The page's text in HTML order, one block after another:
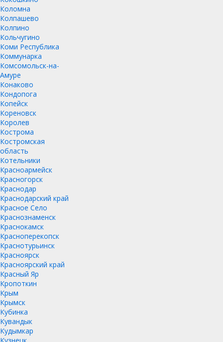
Коломна
Колпашево
Колпино
Кольчугино
Коми Республика
Коммунарка
Комсомольск-на-
Амуре
Конаково
Кондопога
Копейск
Кореновск
Королев
Кострома
Костромская
область
Котельники
Красноармейск
Красногорск
Краснодар
Краснодарский край
Красное Село
Краснознаменск
Краснокамск
Красноперекопск
Краснотурьинск
Красноярск
Красноярский край
Красный Яр
Кропоткин
Крым
Крымск
Кубинка
Кувандык
Кудымкар